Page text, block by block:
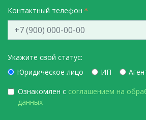
Контактный телефон
Укажите свой статус:
Юридическое лицо
ИП
Ознакомлен с соглашением на
данных